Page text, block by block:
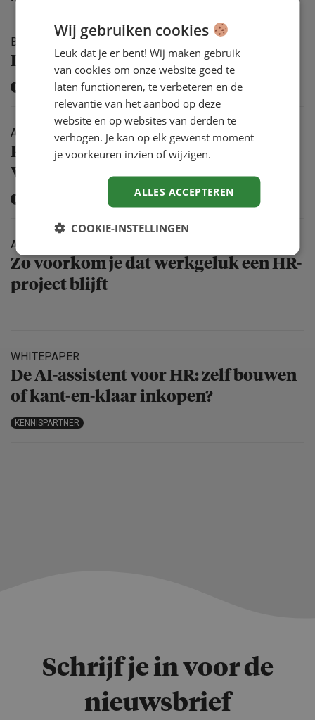
BRANDED 7 AUG '26
De vacature is niet het probleem
KENNISPARTNER
ARTIKEL 31 JUL '26
Personeels­te­korten oplossen?
Vergeet gepensio­neerden niet
ARTIKEL
Zo voorkom je dat werkgeluk een HR-
project blijft
WHITEPAPER
De AI-assistent voor HR: zelf bouwen
of kant-en-klaar inkopen?
KENNISPARTNER
Schrijf je in voor de
nieuwsbrief
Wij gebruiken cookies
Leuk dat je er bent! Wij maken gebruik
van cookies om onze website goed te
laten functioneren, te verbeteren en de
relevantie van het aanbod op deze
website en op websites van derden te
verhogen. Je kan op elk gewenst moment
je voorkeuren inzien of wijzigen.
ALLES ACCEPTEREN
COOKIE-INSTELLINGEN